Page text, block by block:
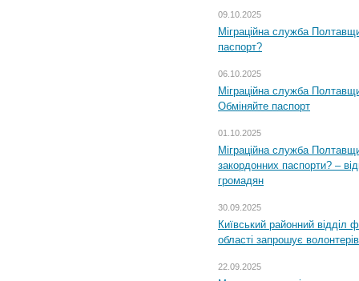
09.10.2025
Міграційна служба
паспорт?
06.10.2025
Міграційна служба
Обміняйте паспорт
01.10.2025
Міграційна служба
закордонних паспорти? –
громадян
30.09.2025
Київський районний відділ
області запрошує
22.09.2025